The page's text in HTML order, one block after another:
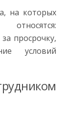
на которых
просрочку,
условий